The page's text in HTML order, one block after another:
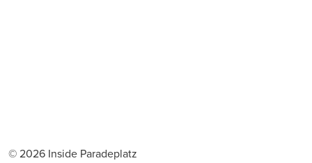
© 2026 Inside Paradeplatz